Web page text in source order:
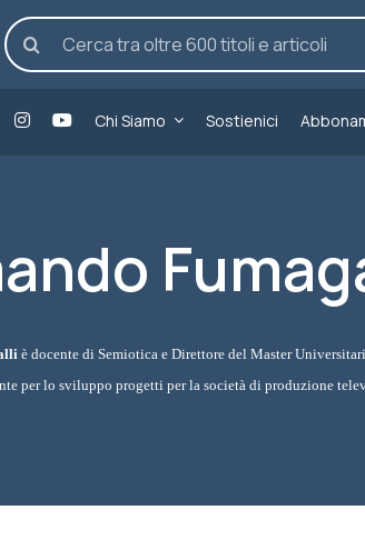
Cerca
per:
Chi Siamo Sostienici
è docente di Semiotica e Direttore del Master
per lo sviluppo progetti per la società di produzione